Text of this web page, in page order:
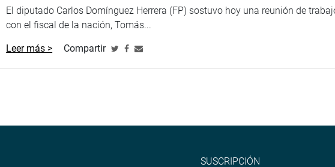
El diputado Carlos Domínguez Herrera (FP) sostuvo hoy una reunión de
con el fiscal de la nación, Tomás...
Leer más > Compartir
SUSCRIPCIÓN